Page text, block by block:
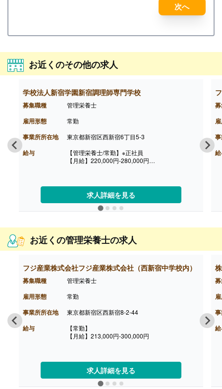
次へ
お近くのその他の求人
学校法人新宿学園新宿調理師専門学校
募集職種 管理栄養士
雇用形態 常勤
事業所所在地 東京都新宿区西新宿6丁目5-3
給与
【管理栄養士/常勤】※正社員
【月給】220,000円-280,000円
・役付手当
【賞与】年2回（計3.00ヶ月分）※実績
【通勤手当】あり（実費支給）
求人詳細を見る
お近くの管理栄養士の求人
フジ産業株式会社フジ産業株式会社（西新宿中学校内）
募集職種 管理栄養士
雇用形態 常勤
事業所所在地 東京都新宿区西新宿8-2-44
給与
【常勤】
【月給】213,000円-300,000円
求人詳細を見る